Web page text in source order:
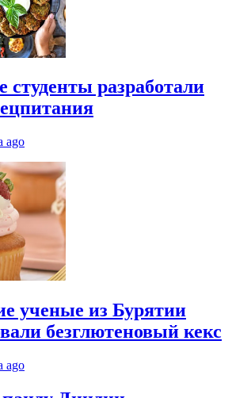
студенты разработали
ago
ученые из Бурятии
безглютеновый кекс
ago